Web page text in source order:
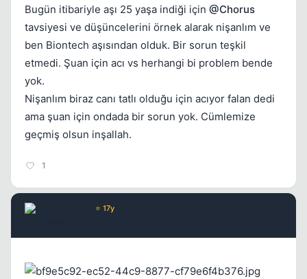
Bugün itibariyle aşı 25 yaşa indiği için @Chorus
tavsiyesi ve düşüncelerini örnek alarak nişanlım ve
ben Biontech aşısından olduk. Bir sorun teşkil
etmedi. Şuan için acı vs herhangi bi problem bende
yok.
Nişanlım biraz canı tatlı olduğu için acıyor falan dedi
ama şuan için ondada bir sorun yok. Cümlemize
geçmiş olsun inşallah.
1
⭐ 17y